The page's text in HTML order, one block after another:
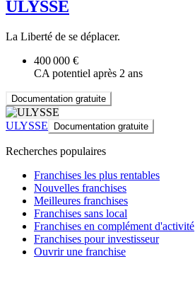
ULYSSE
La Liberté de se déplacer.
400 000 €
CA potentiel après 2 ans
Documentation gratuite
ULYSSE Documentation gratuite
Recherches populaires
Franchises les plus rentables
Nouvelles franchises
Meilleures franchises
Franchises sans local
Franchises en complément d'activité
Franchises pour investisseur
Ouvrir une franchise